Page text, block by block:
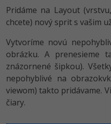
UML a návrhové
Spring
ASP.NET MVC
HTML / CSS
UML a návrhové
MySQL/MariaDB
MS-SQL
Tester
Systémový
Grafik / UX/UI
3D grafik
Swift -80%
-80%
C -80%
VB.NET
Pridáme na Layout
chcete) nový sprit s vašim
Vytvoríme novú
obrázku. A prenesieme
znázornené šipkou).
nepohyblivé na
viewom) takto pridávame.
čiary.